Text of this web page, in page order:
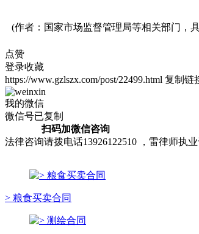
(作者：国家市场监督管理局等相关部门，
点赞
登录收藏
https://www.gzlszx.com/post/22499.html 复制链
我的微信
微信号已复制
扫码加微信咨询
法律咨询请拨电话13926122510 ，雷律师执
> 粮食买卖合同